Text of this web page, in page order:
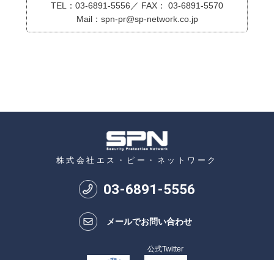
TEL：03-6891-5556／ FAX： 03-6891-5570
Mail：spn-pr@sp-network.co.jp
株式会社エス・ピー・ネットワーク
03-6891-5556
メールでお問い合わせ
公式Twitter